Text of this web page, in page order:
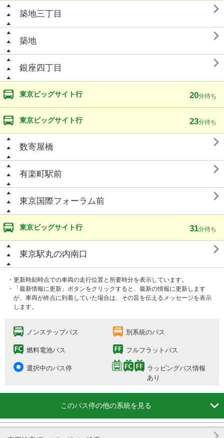
築地三丁目 
築地 
銀座四丁目 
東京ビッグサイト行 20分待ち
東京ビッグサイト行 23分待ち
数寄屋橋 
有楽町駅前 
東京国際フォーラム前 
東京ビッグサイト行 31分待ち
東京駅丸の内南口 
・更新時刻時点での車両の走行位置と所要時分を表示しています。
・「最新情報に更新」ボタンをクリックすると、最新の情報に更新します
が、車両が終点に到着していた場合は、その旨を伝えるメッセージを表示
します。
ノンステップバス 別系統のバス
燃料電池バス フルフラットバス
選択中のバス停
ラッピングバス情報
あり
このバス停の他の系統を見る 